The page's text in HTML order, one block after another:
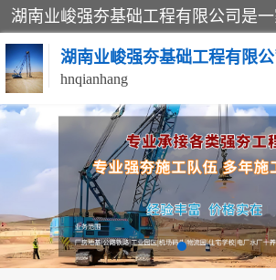
湖南业峻强夯基础工程有限公
hnqianhang
强夯施工案例 强夯机
强夯施工工程 强夯施
强夯队伍